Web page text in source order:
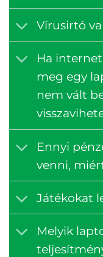
Vírusirtó
Ha
meg egy
nem vált
Ennyi
venni,
Játékokat
Melyik